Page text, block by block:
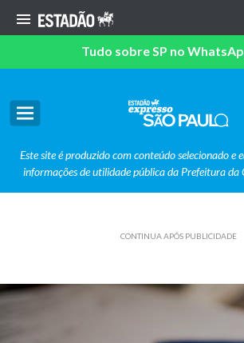
Tudo sobre SP no
Este site é produzido com conteúdo selecionado e
informações de utilidade pública da Prefeitura da
CONTINUA APÓS PUBLICIDADE